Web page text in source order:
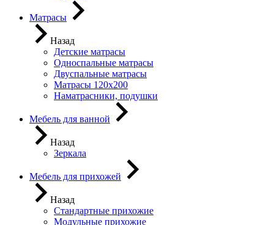
Матрасы
Назад
Детские матрасы
Односпальные матрасы
Двуспальные матрасы
Матрасы 120х200
Наматрасники, подушки
Мебель для ванной
Назад
Зеркала
Мебель для прихожей
Назад
Стандартные прихожие
Модульные прихожие